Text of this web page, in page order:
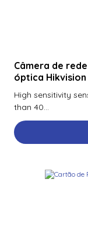
Câmera de
óptica
High sensitivity
than 40...